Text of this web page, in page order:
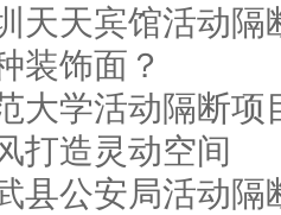
天天宾馆活动隔
装饰面？
大学活动隔断项
打造灵动空间
县公安局活动隔